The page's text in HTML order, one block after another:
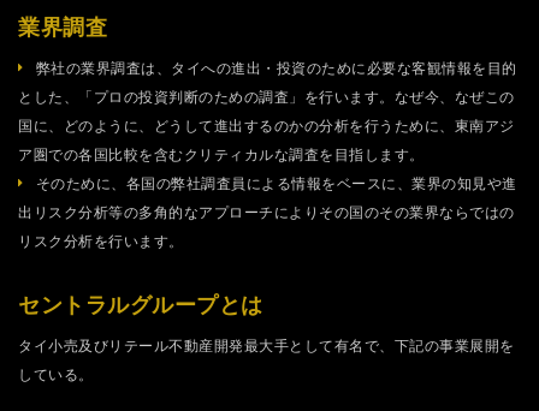
業界調査
弊社の業界調査は、タイへの進出・投資のために必要な客観情報を目的
とした、「プロの投資判断のための調査」を行います。なぜ今、なぜこの
国に、どのように、どうして進出するのかの分析を行うために、東南アジ
ア圏での各国比較を含むクリティカルな調査を目指します。
そのために、各国の弊社調査員による情報をベースに、業界の知見や進
出リスク分析等の多角的なアプローチによりその国のその業界ならではの
リスク分析を行います。
セントラルグループとは
タイ小売及びリテール不動産開発最大手として有名で、下記の事業展開を
している。